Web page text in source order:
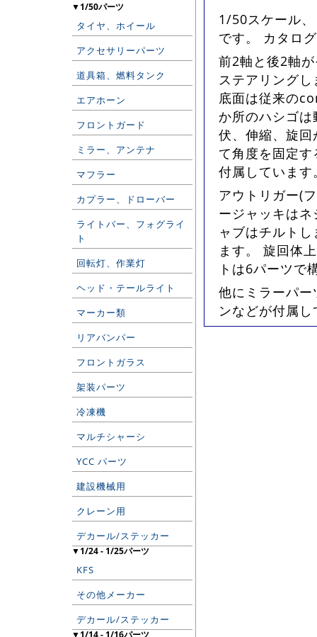
▼1/50パーツ
タイヤ、ホイール
アクセサリーパーツ
道具箱、燃料タンク
エアホーン
フロントガード
ミラー、アンテナ
マフラー
カプラー、ドローバー
ライトバー、フォグライ
ト
回転灯、作業灯
ヘッド・テールライト
マーカー類
リアバンパー
フロントガラス
架装パーツ
冷凍機
マルチシャーシ
YCC パーツ
建設機械用
クレーン用
デカール/ステッカー
▼1/24 - 1/25パーツ
KFS
その他メーカー
デカール/ステッカー
▼1/14 - 1/16パーツ
1/50スケール
です。 カタロ
前2軸と後2軸
ステアリング
底面は従来の
か所のハシゴ
伏、伸縮、旋
て角度を固定
付属していま
アウトリガー(
ージャッキは
ャブはチルト
ます。 旋回体
トは6パーツで
他にミラーパ
ンなどが付属